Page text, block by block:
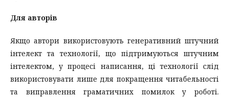
Для авторів
Якщо автори використовують генеративний штучний
інтелект та технології, що підтримуються штучним
інтелектом, у процесі написання, ці технології слід
використовувати лише для покращення читабельності
та виправлення граматичних помилок у роботі.